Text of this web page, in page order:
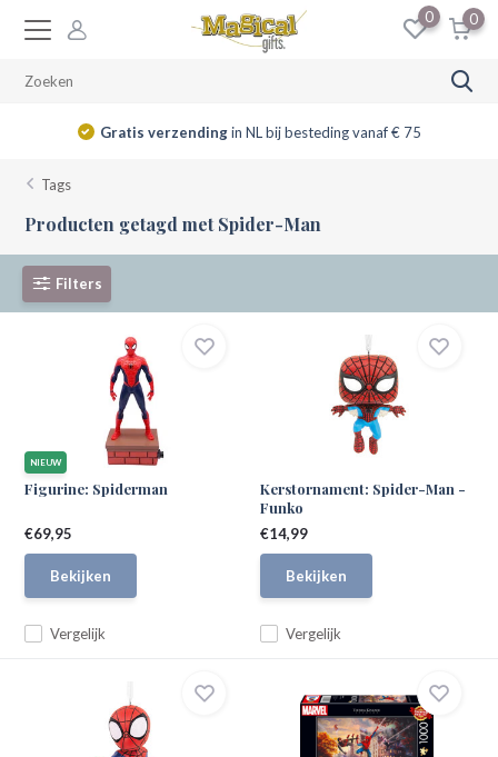
0 0
Gratis verzendingin NL bij besteding vanaf € 75
Tags
Producten getagd met Spider-Man
Filters
NIEUW
Figurine: Spiderman
Vergelijk
€69,95
Bekijken
Kerstornament: Spider-Man -
Funko
Vergelijk
€14,99
Bekijken